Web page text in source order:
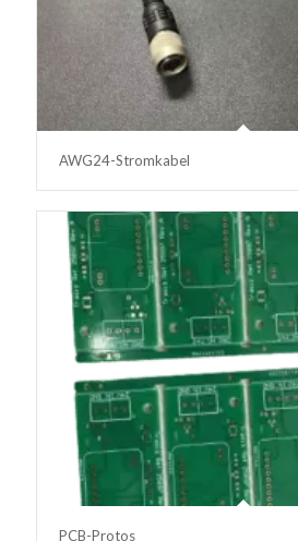
AWG24-Stromkabel
PCB-Protos